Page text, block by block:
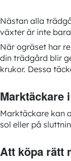
Nästan alla
växter är inte
När ogräset har
din trädgård blir
krukor. Dessa
Marktäckare
Marktäckare kan
sol eller på
Att köpa rätt